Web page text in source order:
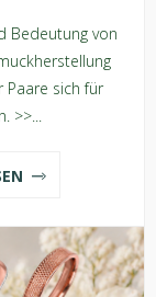
Bedeutung von
sich für
>>...